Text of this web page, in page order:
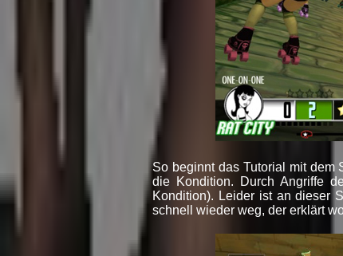
So beginnt das Tutorial mit dem
die Kondition. Durch Angriffe
Kondition). Leider ist an dieser
schnell wieder weg, der erklärt